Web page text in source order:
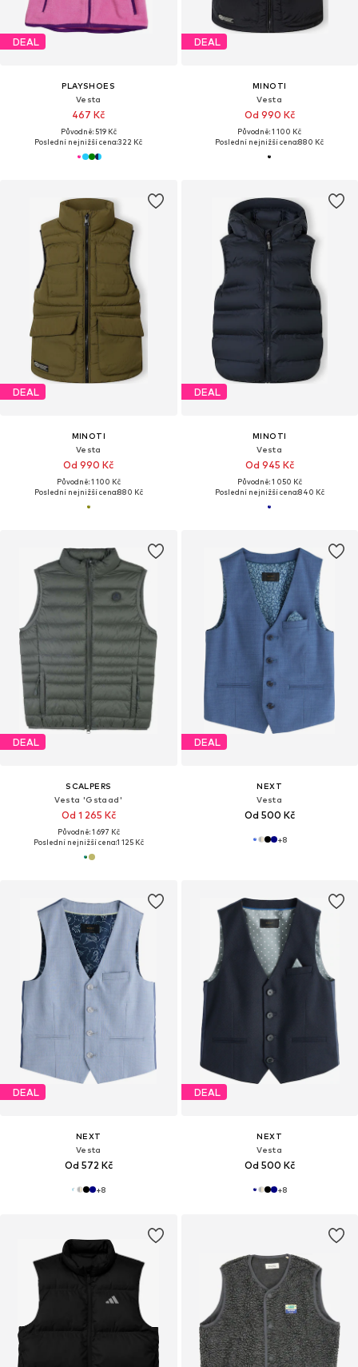
DEAL
PLAYSHOES
Vesta
467 Kč
Původně: 519 Kč
Poslední nejnižší cena:322 Kč
DEAL
MINOTI
Vesta
Od 990 Kč
Původně: 1 100 Kč
Poslední nejnižší cena:880 Kč
DEAL
MINOTI
Vesta
Od 990 Kč
Původně: 1 100 Kč
Poslední nejnižší cena:880 Kč
DEAL
MINOTI
Vesta
Od 945 Kč
Původně: 1 050 Kč
Poslední nejnižší cena:840 Kč
DEAL
SCALPERS
Vesta 'Gstaad'
Od 1 265 Kč
Původně: 1 697 Kč
Poslední nejnižší cena:1 125 Kč
DEAL
NEXT
Vesta
Od 500 Kč
+8
DEAL
NEXT
Vesta
Od 572 Kč
+8
DEAL
NEXT
Vesta
Od 500 Kč
+8